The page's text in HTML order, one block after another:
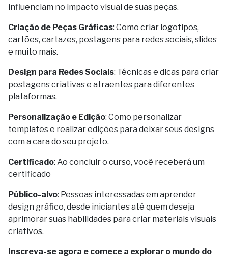
influenciam no impacto visual de suas peças.
Criação de Peças Gráficas: Como criar logotipos,
cartões, cartazes, postagens para redes sociais, slides
e muito mais.
Design para Redes Sociais: Técnicas e dicas para criar
postagens criativas e atraentes para diferentes
plataformas.
Personalização e Edição: Como personalizar
templates e realizar edições para deixar seus designs
com a cara do seu projeto.
Certificado: Ao concluir o curso, você receberá um
certificado
Público-alvo: Pessoas interessadas em aprender
design gráfico, desde iniciantes até quem deseja
aprimorar suas habilidades para criar materiais visuais
criativos.
Inscreva-se agora e comece a explorar o mundo do